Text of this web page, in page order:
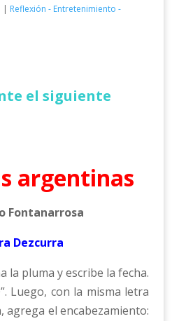
| Reflexión - Entretenimiento -
el siguiente
argentinas
Fontanarrosa
Dezcurra
la pluma y escribe la fecha.
Luego, con la misma letra
agrega el encabezamiento: